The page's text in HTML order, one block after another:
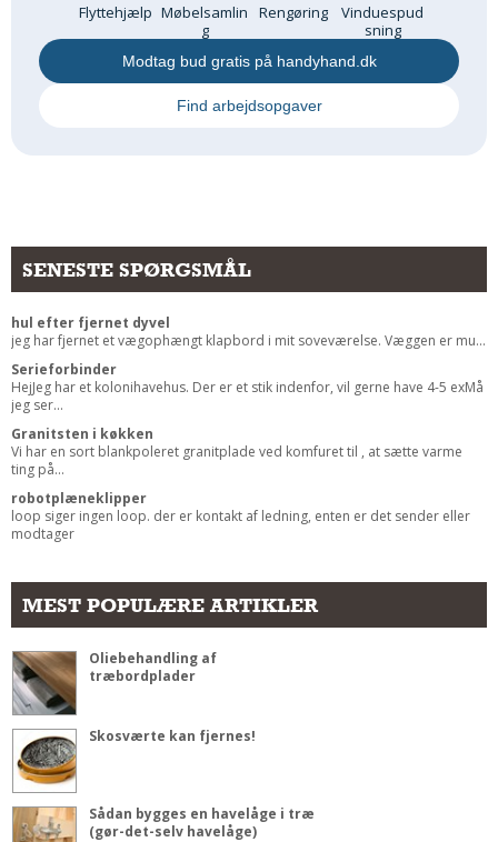
Flyttehjælp Møbelsamlin
g
Rengøring
Vinduespud
sning
Modtag bud gratis på handyhand.dk
Find arbejdsopgaver
SENESTE SPØRGSMÅL
hul efter fjernet dyvel
jeg har fjernet et vægophængt klapbord i mit soveværelse. Væggen er mu...
Serieforbinder
HejJeg har et kolonihavehus. Der er et stik indenfor, vil gerne have 4-5 exMå
jeg ser...
Granitsten i køkken
Vi har en sort blankpoleret granitplade ved komfuret til , at sætte varme
ting på...
robotplæneklipper
loop siger ingen loop. der er kontakt af ledning, enten er det sender eller
modtager
MEST POPULÆRE ARTIKLER
Oliebehandling af
træbordplader
Skosværte kan fjernes!
Sådan bygges en havelåge i træ
(gør-det-selv havelåge)